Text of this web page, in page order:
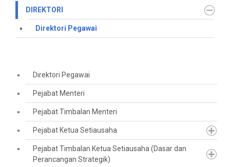
DIREKTORI
Direktori Pegawai
Direktori Pegawai
Pejabat Menteri
Pejabat Timbalan Menteri
Pejabat Ketua Setiausaha
Pejabat Timbalan Ketua Setiausaha (Dasar dan
Perancangan Strategik)